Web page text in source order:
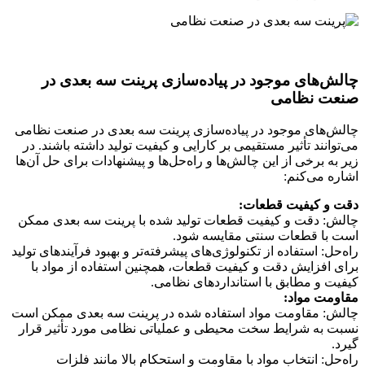
چالش‌های موجود در پیاده‌سازی پرینت سه بعدی در
صنعت نظامی
چالش‌های موجود در پیاده‌سازی پرینت سه بعدی در صنعت نظامی
می‌توانند تأثیر مستقیمی بر کارایی و کیفیت تولید داشته باشند. در
زیر به برخی از این چالش‌ها و راه‌حل‌ها و پیشنهادات برای حل آن‌ها
اشاره می‌کنم:
دقت و کیفیت قطعات:
چالش: دقت و کیفیت قطعات تولید شده با پرینت سه بعدی ممکن
است با قطعات سنتی مقایسه شود.
راه‌حل: استفاده از تکنولوژی‌های پیشرفته‌تر و بهبود فرآیندهای تولید
برای افزایش دقت و کیفیت قطعات، همچنین استفاده از مواد با
کیفیت و مطابق با استانداردهای نظامی.
مقاومت مواد:
چالش: مقاومت مواد استفاده شده در پرینت سه بعدی ممکن است
نسبت به شرایط سخت محیطی و عملیاتی نظامی مورد تأثیر قرار
گیرد.
راه‌حل: انتخاب مواد با مقاومت و استحکام بالا مانند فلزات